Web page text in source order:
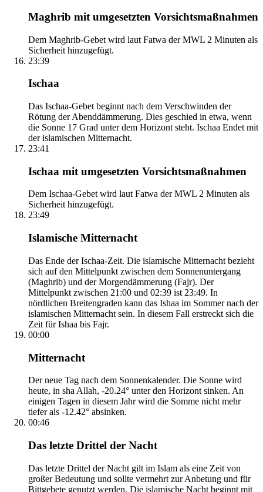
Maghrib mit umgesetzten Vorsichtsmaßnahmen
Dem Maghrib-Gebet wird laut Fatwa der MWL 2 Minuten als
Sicherheit hinzugefügt.
23:39
Ischaa
Das Ischaa-Gebet beginnt nach dem Verschwinden der
Rötung der Abenddämmerung. Dies geschied in etwa, wenn
die Sonne 17 Grad unter dem Horizont steht. Ischaa Endet mit
der islamischen Mitternacht.
23:41
Ischaa mit umgesetzten Vorsichtsmaßnahmen
Dem Ischaa-Gebet wird laut Fatwa der MWL 2 Minuten als
Sicherheit hinzugefügt.
23:49
Islamische Mitternacht
Das Ende der Ischaa-Zeit. Die islamische Mitternacht bezieht
sich auf den Mittelpunkt zwischen dem Sonnenuntergang
(Maghrib) und der Morgendämmerung (Fajr). Der
Mittelpunkt zwischen 21:00 und 02:39 ist 23:49. In
nördlichen Breitengraden kann das Ishaa im Sommer nach der
islamischen Mitternacht sein. In diesem Fall erstreckt sich die
Zeit für Ishaa bis Fajr.
00:00
Mitternacht
Der neue Tag nach dem Sonnenkalender. Die Sonne wird
heute, in sha Allah, -20.24° unter den Horizont sinken. An
einigen Tagen in diesem Jahr wird die Somme nicht mehr
tiefer als -12.42° absinken.
00:46
Das letzte Drittel der Nacht
Das letzte Drittel der Nacht gilt im Islam als eine Zeit von
großer Bedeutung und sollte vermehrt zur Anbetung und für
Bittgebete genutzt werden. Die islamische Nacht beginnt mit